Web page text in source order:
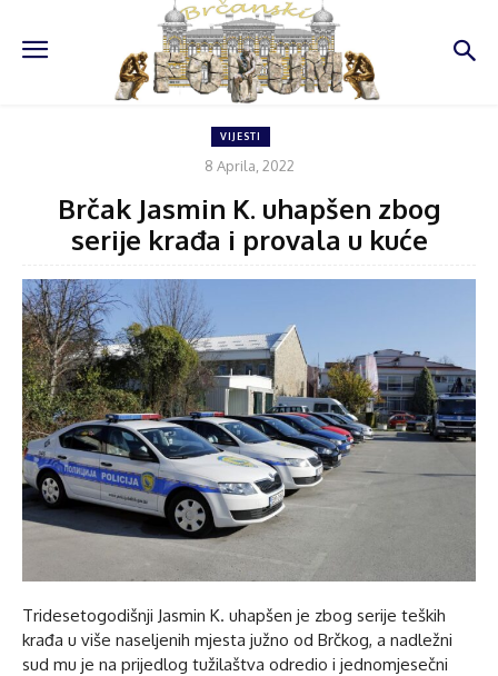
VIJESTI
8 Aprila, 2022
Brčak Jasmin K. uhapšen zbog
serije krađa i provala u kuće
Tridesetogodišnji Jasmin K. uhapšen je zbog serije teških
krađa u više naseljenih mjesta južno od Brčkog, a nadležni
sud mu je na prijedlog tužilaštva odredio i jednomjesečni